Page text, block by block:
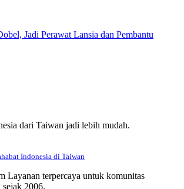
Jadi Perawat Lansia dan Pembantu
dari Taiwan jadi lebih mudah.
Indonesia di Taiwan
Layanan terpercaya untuk komunitas
2006.